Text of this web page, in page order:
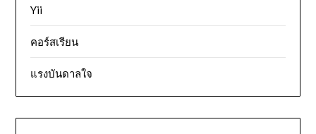
Yii
คอร์สเรียน
แรงบันดาลใจ